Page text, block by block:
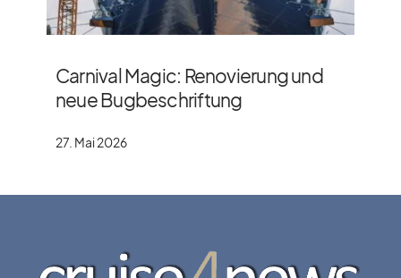
Carnival Magic: Renovierung und
neue Bugbeschriftung
27. Mai 2026